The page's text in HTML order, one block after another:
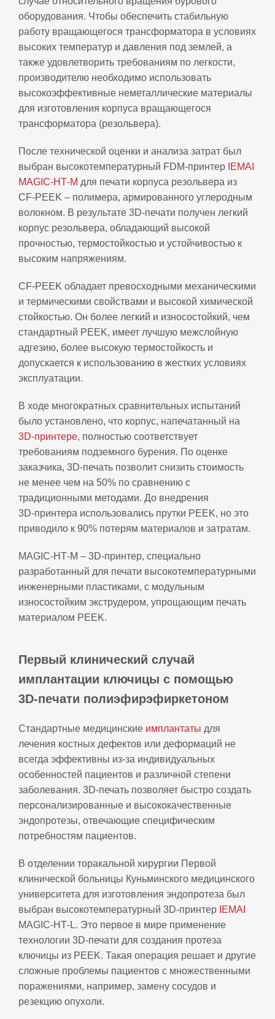
оборудования. Чтобы обеспечить стабильную
работу вращающегося трансформатора в условиях
высоких температур и давления под землей, а
также удовлетворить требованиям по легкости,
производителю необходимо использовать
высокоэффективные неметаллические материалы
для изготовления корпуса вращающегося
трансформатора (резольвера).
После технической оценки и анализа затрат был
выбран высокотемпературный FDM‑принтер IEMAI
MAGIC‑HT‑M для печати корпуса резольвера из
CF‑PEEK – полимера, армированного углеродным
волокном. В результате 3D‑печати получен легкий
корпус резольвера, обладающий высокой
прочностью, термостойкостью и устойчивостью к
высоким напряжениям.
CF‑PEEK обладает превосходными механическими
и термическими свойствами и высокой химической
стойкостью. Он более легкий и износостойкий, чем
стандартный PEEK, имеет лучшую межслойную
адгезию, более высокую термостойкость и
допускается к использованию в жестких условиях
эксплуатации.
В ходе многократных сравнительных испытаний
было установлено, что корпус, напечатанный на
3D‑принтере, полностью соответствует
требованиям подземного бурения. По оценке
заказчика, 3D‑печать позволит снизить стоимость
не менее чем на 50% по сравнению с
традиционными методами. До внедрения
3D‑принтера использовались прутки PEEK, но это
приводило к 90% потерям материалов и затратам.
MAGIC‑HT‑M – 3D‑принтер, специально
разработанный для печати высокотемпературными
инженерными пластиками, с модульным
износостойким экструдером, упрощающим печать
материалом PEEK.
Первый клинический случай
имплантации ключицы с помощью
3D‑печати полиэфирэфиркетоном
Стандартные медицинские имплантаты для
лечения костных дефектов или деформаций не
всегда эффективны из-за индивидуальных
особенностей пациентов и различной степени
заболевания. 3D‑печать позволяет быстро создать
персонализированные и высококачественные
эндопротезы, отвечающие специфическим
потребностям пациентов.
В отделении торакальной хирургии Первой
клинической больницы Куньминского медицинского
университета для изготовления эндопротеза был
выбран высокотемпературный 3D‑принтер IEMAI
MAGIC‑HT‑L. Это первое в мире применение
технологии 3D‑печати для создания протеза
ключицы из PEEK. Такая операция решает и другие
сложные проблемы пациентов с множественными
поражениями, например, замену сосудов и
резекцию опухоли.